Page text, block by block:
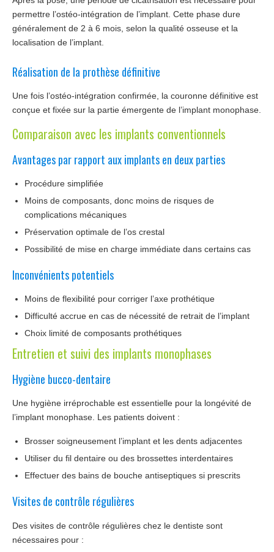
permettre l’ostéo-intégration de l’implant. Cette phase dure
généralement de 2 à 6 mois, selon la qualité osseuse et la
localisation de l’implant.
Réalisation de la prothèse définitive
Une fois l’ostéo-intégration confirmée, la couronne définitive est
conçue et fixée sur la partie émergente de l’implant monophase.
Comparaison avec les implants conventionnels
Avantages par rapport aux implants en deux parties
Procédure simplifiée
Moins de composants, donc moins de risques de
complications mécaniques
Préservation optimale de l’os crestal
Possibilité de mise en charge immédiate dans certains cas
Inconvénients potentiels
Moins de flexibilité pour corriger l’axe prothétique
Difficulté accrue en cas de nécessité de retrait de l’implant
Choix limité de composants prothétiques
Entretien et suivi des implants monophases
Hygiène bucco-dentaire
Une hygiène irréprochable est essentielle pour la longévité de
l’implant monophase. Les patients doivent :
Brosser soigneusement l’implant et les dents adjacentes
Utiliser du fil dentaire ou des brossettes interdentaires
Effectuer des bains de bouche antiseptiques si prescrits
Visites de contrôle régulières
Des visites de contrôle régulières chez le dentiste sont
nécessaires pour :